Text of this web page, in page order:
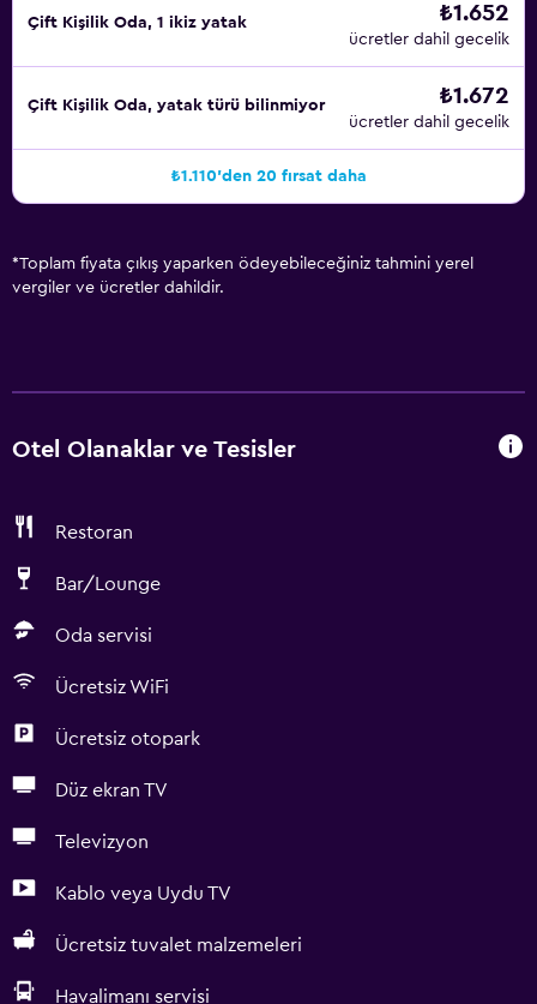
Çift ​Kişilik Oda, 1 ikiz yatak ₺1.652
ücretler dahil gecelik
Çift ​Kişilik Oda, yatak türü bilinmiyor ₺1.672
ücretler dahil gecelik
₺1.110'den 20 fırsat daha
*Toplam fiyata çıkış yaparken ödeyebileceğiniz tahmini yerel
vergiler ve ücretler dahildir.
Otel Olanaklar ve Tesisler
Restoran
Bar/Lounge
Oda servisi
Ücretsiz WiFi
Ücretsiz otopark
Düz ekran TV
Televizyon
Kablo veya Uydu TV
Ücretsiz tuvalet malzemeleri
Havalimanı servisi